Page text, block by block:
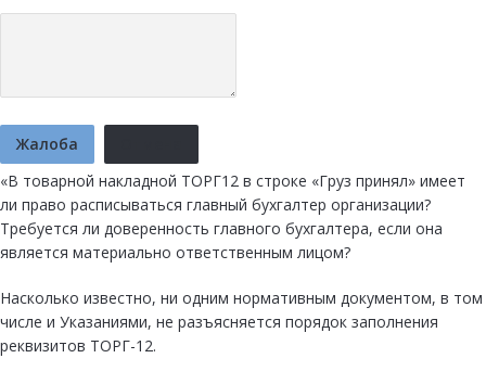
Жалоба
«В товарной накладной ТОРГ12 в строке «Груз принял» имеет
ли право расписываться главный бухгалтер организации?
Требуется ли доверенность главного бухгалтера, если она
является материально ответственным лицом?
Насколько известно, ни одним нормативным документом, в том
числе и Указаниями, не разъясняется порядок заполнения
реквизитов ТОРГ-12.